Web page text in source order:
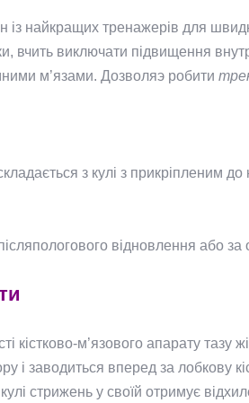
найкращих тренажерів для
вчить виключати підвищення
м’язами. Дозволяэ робити
з кулі з прикріпленим до
відновлення або
м’язового апарату тазу
і заводиться вперед за лобкову
стрижень у своїй отримує